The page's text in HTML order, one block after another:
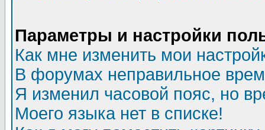
Параметры и настройки
Как мне изменить мои
В форумах неправильное
Я изменил часовой пояс, но
Моего языка нет в списке!